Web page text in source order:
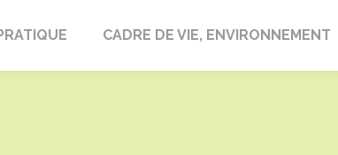
CADRE DE VIE, ENVIRONNEMENT